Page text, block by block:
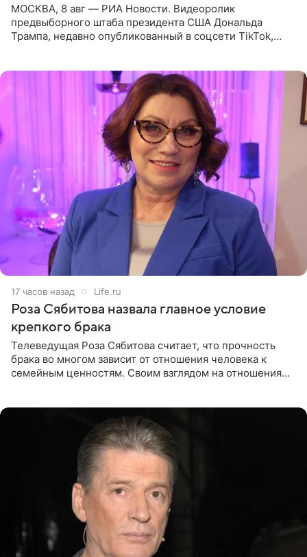
МОСКВА, 8 авг — РИА Новости. Видеоролик
предвыборного штаба президента США Дональда
Трампа, недавно опубликованный в соцсети TikTok,
17 часов назад Life.ru
Роза Сябитова назвала главное условие
крепкого брака
Телеведущая Роза Сябитова считает, что прочность
брака во многом зависит от отношения человека к
семейным ценностям. Своим взглядом на отношения